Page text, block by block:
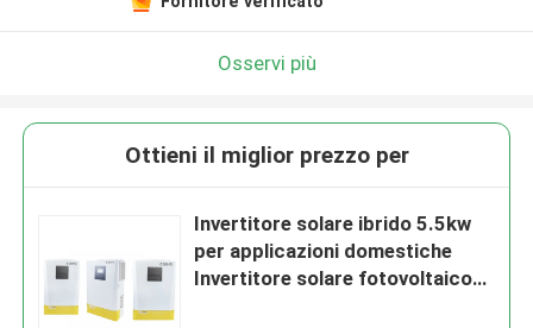
Osservi più
Ottieni il miglior prezzo per
Invertitore solare ibrido 5.5kw
per applicazioni domestiche
Invertitore solare fotovoltaico